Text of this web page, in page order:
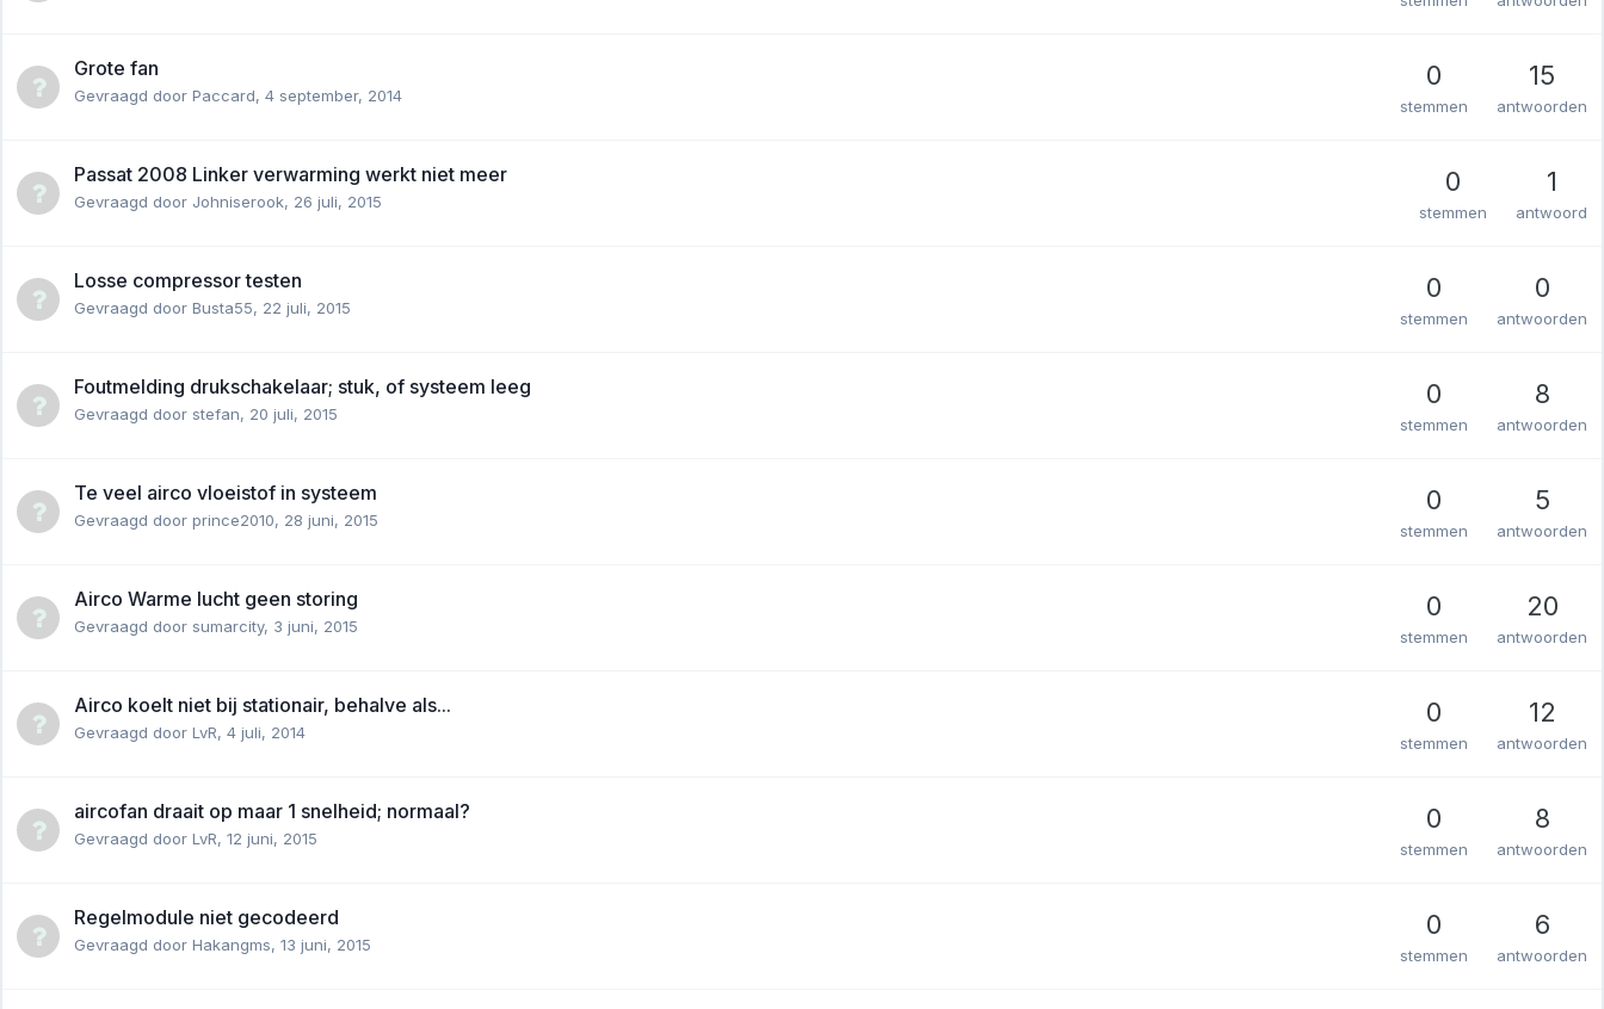
Grote fan
Gevraagd door Paccard, 4 september, 2014
0
stemmen
15
antwoorden
Passat 2008 Linker verwarming werkt niet meer
Gevraagd door Johniserook, 26 juli, 2015
0
stemmen
1
antwoord
Losse compressor testen
Gevraagd door Busta55, 22 juli, 2015
0
stemmen
0
antwoorden
Foutmelding drukschakelaar; stuk, of systeem leeg
Gevraagd door stefan, 20 juli, 2015
0
stemmen
8
antwoorden
Te veel airco vloeistof in systeem
Gevraagd door prince2010, 28 juni, 2015
0
stemmen
5
antwoorden
Airco Warme lucht geen storing
Gevraagd door sumarcity, 3 juni, 2015
0
stemmen
20
antwoorden
Airco koelt niet bij stationair, behalve als...
Gevraagd door LvR, 4 juli, 2014
0
stemmen
12
antwoorden
aircofan draait op maar 1 snelheid; normaal?
Gevraagd door LvR, 12 juni, 2015
0
stemmen
8
antwoorden
Regelmodule niet gecodeerd
Gevraagd door Hakangms, 13 juni, 2015
0
stemmen
6
antwoorden